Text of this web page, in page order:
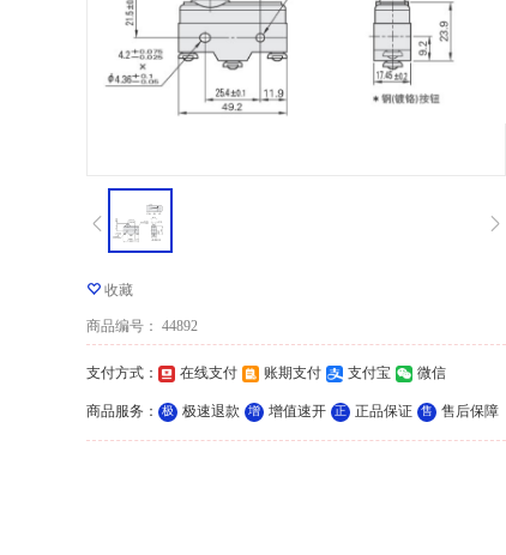
收藏
商品编号 ： 44892
支付方式 ： 在线支付 账期支付 支付宝 微信
商品服务 ： 极 极速退款 增 增值速开 正 正品保证 售 售后保障